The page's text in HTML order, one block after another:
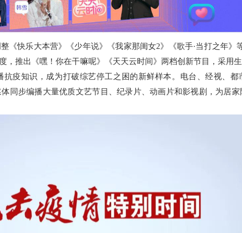
《快乐大本营》《少年说》《我家那闺女2》《歌手·当打之年》
，推出《嘿！你在干嘛呢》《天天云时间》两档创新节目，采用
疫知识，成为打破综艺停工之困的新鲜样本。电台、经视、都
同步编播大量优质文艺节目、纪录片、动画片和影视剧，为居